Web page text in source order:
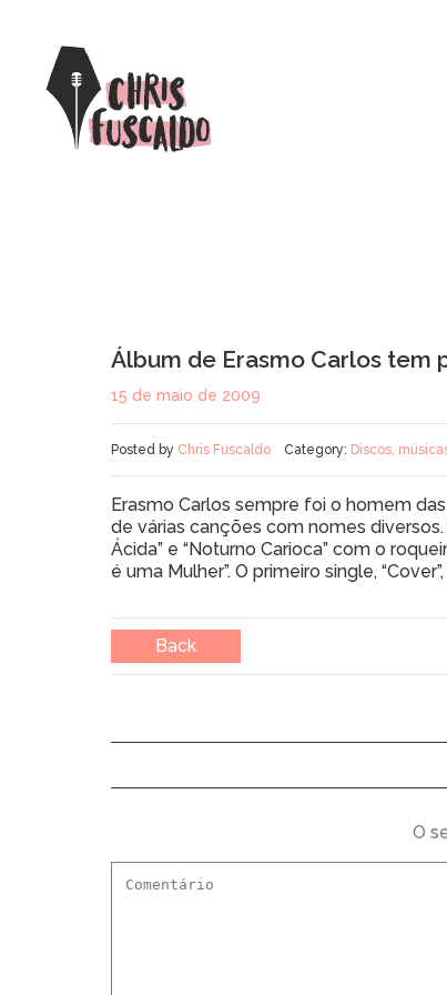
Álbum de Erasmo Carlos tem
15 de maio de 2009
Posted by Chris Fuscaldo Category: Discos,
Erasmo Carlos sempre foi o homem
de várias canções com nomes diversos.
Ácida” e “Noturno Carioca” com o
é uma Mulher”. O primeiro single,
Back
O